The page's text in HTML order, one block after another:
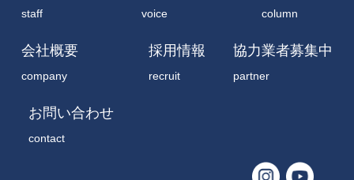
staff voice column
会社概要
company
採用情報
recruit
協力業者募集中
partner
お問い合わせ
contact